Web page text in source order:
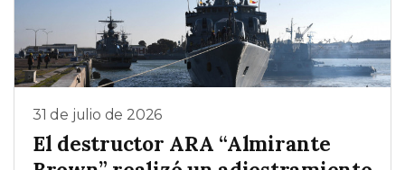
31 de julio de 2026
El destructor ARA “Almirante